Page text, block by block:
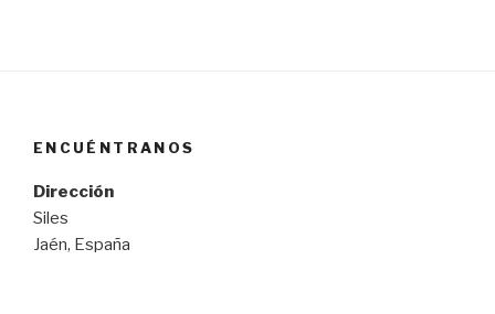
ENCUÉNTRANOS
Dirección
Siles
Jaén, España